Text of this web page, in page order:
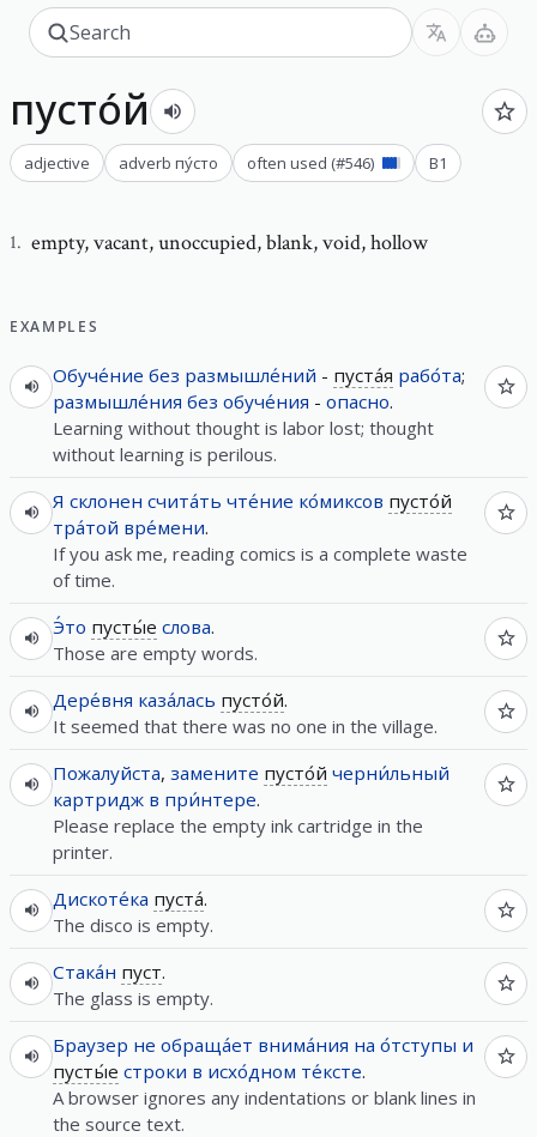
пусто́й
adjective adverb пу́сто often used (#546) B1
1. empty,vacant, unoccupied, blank, void, hollow
EXAMPLES
Обуче́ние без размышле́ний - пуста́я рабо́та;
размышле́ния без обуче́ния - опасно.
Learning without thought is labor lost; thought
without learning is perilous.
Я склонен счита́ть чте́ние ко́миксов пусто́й
тра́той вре́мени.
If you ask me, reading comics is a complete waste
of time.
Э́то пусты́е слова.
Those are empty words.
Дере́вня каза́лась пусто́й.
It seemed that there was no one in the village.
Пожалуйста, замените пусто́й черни́льный
картридж в при́нтере.
Please replace the empty ink cartridge in the
printer.
Дискоте́ка пуста́.
The disco is empty.
Стака́н пуст.
The glass is empty.
Браузер не обраща́ет внима́ния на о́тступы и
пусты́е строки в исхо́дном те́ксте.
A browser ignores any indentations or blank lines in
the source text.